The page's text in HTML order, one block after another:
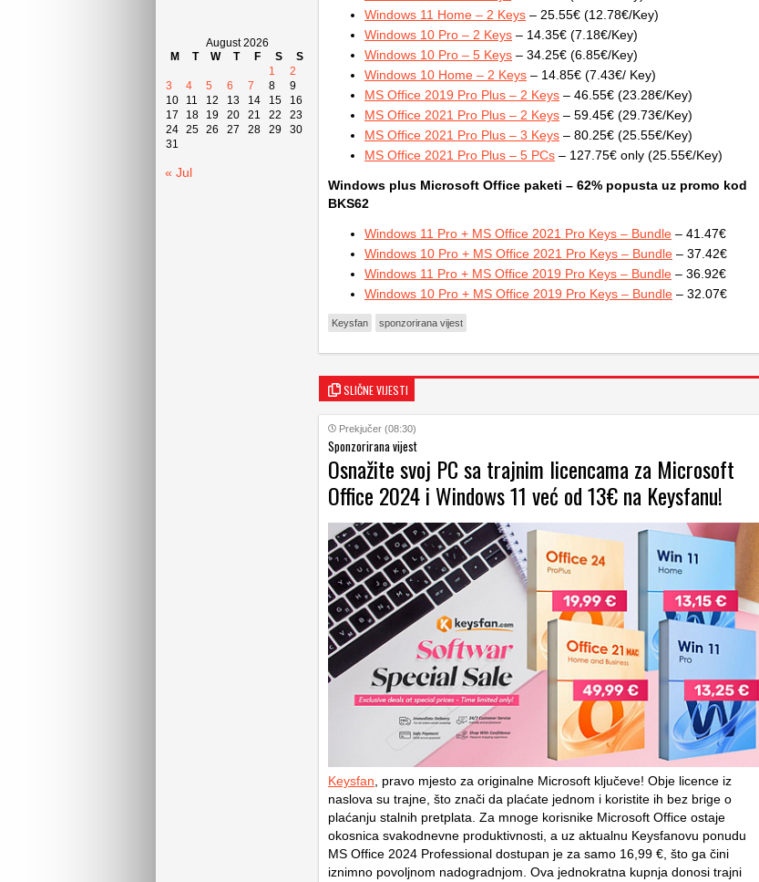
August 2026
M
T W T F S
S
1
2
3
4 5 6 7 8
9
10
11 12 13 14 15
16
17
18 19 20 21 22
23
24 25 26 27 28 29
30
31
« Jul
Windows 11 Home – 2 Keys – 25.55€ (12.78€/Key)
Windows 10 Pro – 2 Keys – 14.35€ (7.18€/Key)
Windows 10 Pro – 5 Keys – 34.25€ (6.85€/Key)
Windows 10 Home – 2 Keys – 14.85€ (7.43€/ Key)
MS Office 2019 Pro Plus – 2 Keys – 46.55€ (23.28€/Key)
MS Office 2021 Pro Plus – 2 Keys – 59.45€ (29.73€/Key)
MS Office 2021 Pro Plus – 3 Keys – 80.25€ (25.55€/Key)
MS Office 2021 Pro Plus – 5 PCs – 127.75€ only (25.55€/Key)
Windows plus Microsoft Office paketi – 62% popusta uz promo kod
BKS62
Windows 11 Pro + MS Office 2021 Pro Keys – Bundle – 41.47€
Windows 10 Pro + MS Office 2021 Pro Keys – Bundle – 37.42€
Windows 11 Pro + MS Office 2019 Pro Keys – Bundle – 36.92€
Windows 10 Pro + MS Office 2019 Pro Keys – Bundle – 32.07€
Keysfan sponzorirana vijest
SLIČNE VIJESTI
Prekjučer (08:30)
Sponzorirana vijest
Osnažite svoj PC sa trajnim licencama za Microsoft
Office 2024 i Windows 11 već od 13€ na Keysfanu!
Keysfan, pravo mjesto za originalne Microsoft ključeve! Obje licence iz
naslova su trajne, što znači da plaćate jednom i koristite ih bez brige o
plaćanju stalnih pretplata. Za mnoge korisnike Microsoft Office ostaje
okosnica svakodnevne produktivnosti, a uz aktualnu Keysfanovu ponudu
MS Office 2024 Professional dostupan je za samo 16,99 €, što ga čini
iznimno povoljnom nadogradnjom. Ova jednokratna kupnja donosi trajni